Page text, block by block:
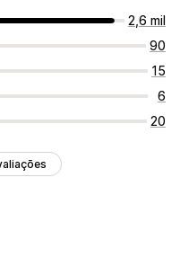
2,6 mil
90
15
6
20